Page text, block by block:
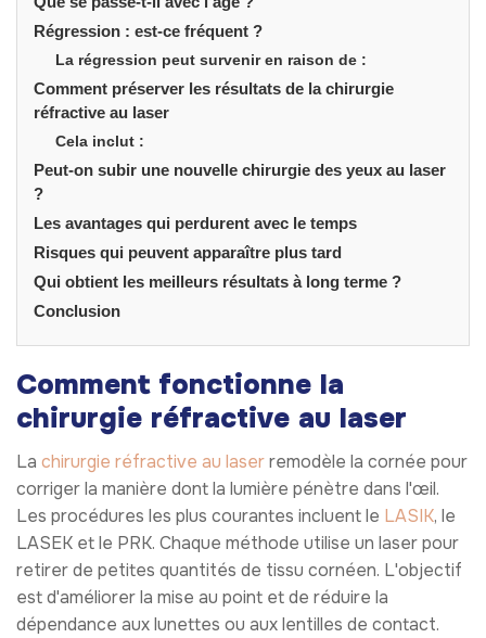
Régression : est-ce fréquent ?
La régression peut survenir en raison de :
Comment préserver les résultats de la chirurgie
réfractive au laser
Cela inclut :
Peut-on subir une nouvelle chirurgie des yeux au laser
?
Les avantages qui perdurent avec le temps
Risques qui peuvent apparaître plus tard
Qui obtient les meilleurs résultats à long terme ?
Conclusion
Comment fonctionne la
chirurgie réfractive au laser
La chirurgie réfractive au laserremodèle la cornée pour
corriger la manière dont la lumière pénètre dans l'œil.
Les procédures les plus courantes incluent le LASIK, le
LASEK et le PRK. Chaque méthode utilise un laser pour
retirer de petites quantités de tissu cornéen. L'objectif
est d'améliorer la mise au point et de réduire la
dépendance aux lunettes ou aux lentilles de contact.